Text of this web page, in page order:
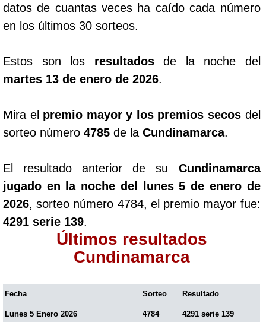
datos de cuantas veces ha caído cada número
en los últimos 30 sorteos.
Estos son los resultadosde la noche del
martes 13 de enero de 2026.
Mira el premio mayor y los premios secosdel
sorteo número 4785 de la Cundinamarca.
El resultado anterior de su Cundinamarca
jugado en la noche del lunes 5 de enero de
2026, sorteo número 4784, el premio mayor fue:
4291 serie 139.
Últimos resultados
Cundinamarca
Fecha Sorteo Resultado
Lunes 5 Enero 2026 4784 4291 serie 139